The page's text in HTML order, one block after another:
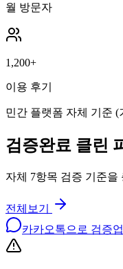
월 방문자
1,200+
이용 후기
민간 플랫폼 자체 기준
검증완료 클린
자체 7항목 검증 기준
전체보기
카카오톡으로 검증